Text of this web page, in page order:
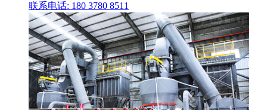
联系电话: 180 3780 8511